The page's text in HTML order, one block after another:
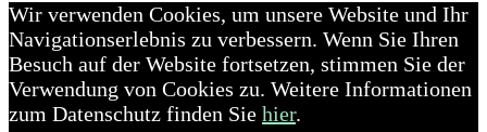
Wir verwenden Cookies, um unsere Website und Ihr
Navigationserlebnis zu verbessern. Wenn Sie Ihren
Besuch auf der Website fortsetzen, stimmen Sie der
Verwendung von Cookies zu. Weitere Informationen
zum Datenschutz finden Sie hier.